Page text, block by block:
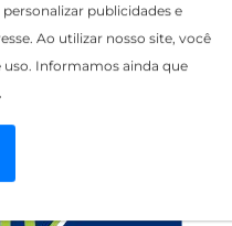
publicidades e
Ao utilizar nosso site, você
Informamos ainda que